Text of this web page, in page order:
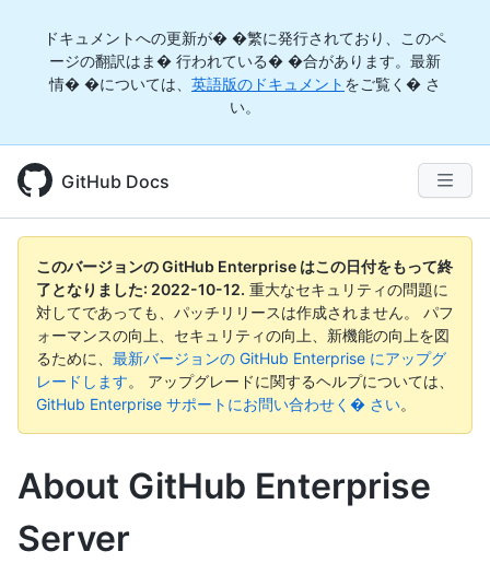
ドキュメントへの更新が� �繁に発行されており、このペ
ージの翻訳はま� 行われている� �合があります。最新
情� �については、 英語版のドキュメント をご覧く� さ
い。
GitHub Docs
このバージョンの GitHub Enterprise はこの日付をもって終
了となりました: 2022-10-12. 重大なセキュリティの問題に
対してであっても、パッチリリースは作成されません。 パフ
ォーマンスの向上、セキュリティの向上、新機能の向上を図
るために、 最新バージョンの GitHub Enterprise にアップグ
レードします。 アップグレードに関するヘルプについては、
GitHub Enterprise サポートにお問い合わせく� さい。
About GitHub Enterprise
Server